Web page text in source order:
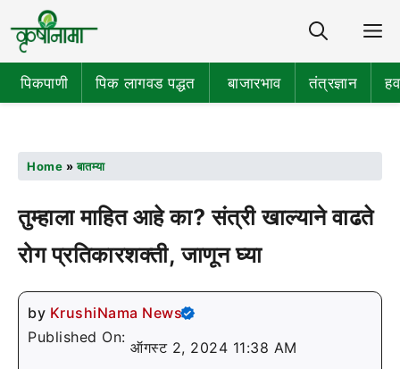
पिकपाणी पिक लागवड पद्धत बाजारभाव तंत्रज्ञान
Home »बातम्या
तुम्हाला माहित आहे का? संत्री खाल्याने वाढते
रोग प्रतिकारशक्ती, जाणून घ्या
by KrushiNama News
Published On:
ऑगस्ट 2, 2024 11:38 AM